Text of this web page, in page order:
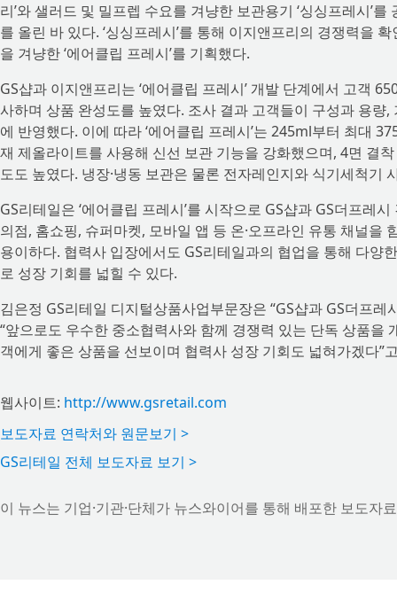
리’와 샐러드 및 밀프렙 수요를 겨냥한 보관용기 ‘싱싱프레시’
를 올린 바 있다. ‘싱싱프레시’를 통해 이지앤프리의 경쟁력을
을 겨냥한 ‘에어클립 프레시’를 기획했다.
GS샵과 이지앤프리는 ‘에어클립 프레시’ 개발 단계에서 고객
사하며 상품 완성도를 높였다. 조사 결과 고객들이 구성과 용
에 반영했다. 이에 따라 ‘에어클립 프레시’는 245ml부터 최대
재 제올라이트를 사용해 신선 보관 기능을 강화했으며, 4면 결
도도 높였다. 냉장·냉동 보관은 물론 전자레인지와 식기세척기
GS리테일은 ‘에어클립 프레시’를 시작으로 GS샵과 GS더프레
의점, 홈쇼핑, 슈퍼마켓, 모바일 앱 등 온·오프라인 유통 채널을
용이하다. 협력사 입장에서도 GS리테일과의 협업을 통해 다양
로 성장 기회를 넓힐 수 있다.
김은정 GS리테일 디지털상품사업부문장은 “GS샵과 GS더프
“앞으로도 우수한 중소협력사와 함께 경쟁력 있는 단독 상품을
객에게 좋은 상품을 선보이며 협력사 성장 기회도 넓혀가겠다”
웹사이트: http://www.gsretail.com
보도자료 연락처와 원문보기 >
GS리테일 전체 보도자료 보기 >
이 뉴스는 기업·기관·단체가 뉴스와이어를 통해 배포한 보도자